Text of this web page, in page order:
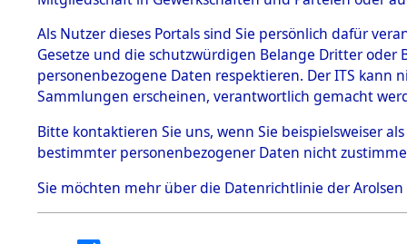
mente
5. Verschiedenes
5.3
Todesmärsche
5.3.1 Alliierte
Erhebungen
zu
Todesmärsch
en
5.3.2
Identifizierun
und
0001
Als Nutzer dieses Portals sind Sie persönlich dafür
Gesetze und die schutzwürdigen Belange Dritter
personenbezogene Daten respektieren. Der ITS
Sammlungen erscheinen, verantwortlich gemacht
Bitte kontaktieren Sie uns, wenn Sie beispielsweiser
bestimmter personenbezogener Daten nicht
Sie möchten mehr über die Datenrichtlinie der Arolsen